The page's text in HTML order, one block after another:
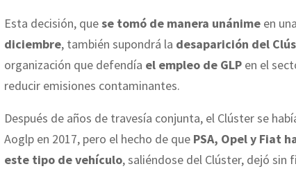
Esta decisión, quese tomó de manera unánime en una
diciembre, también supondrá la desaparición del
organización que defendía el empleo de GLP en el
reducir emisiones contaminantes.
Después de años de travesía conjunta, el Clúster se
Aoglp en 2017, pero el hecho de que PSA, Opel y Fiat
este tipo de vehículo, saliéndose del Clúster, dejó